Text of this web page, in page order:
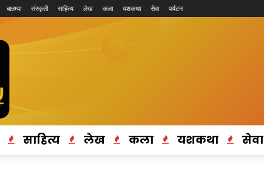
बातम्या संस्कृती साहित्य लेख कला यशकथा सेवा पर्यटन
साहित्य लेख कला यशकथा सेवा